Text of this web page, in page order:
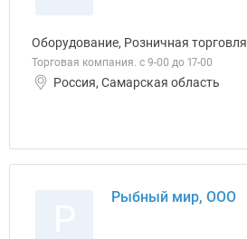
Оборудование, Розничная торговля
Торговая компания. с 9-00 до 17-00
Россия, Самарская область
Рыбный мир, ООО